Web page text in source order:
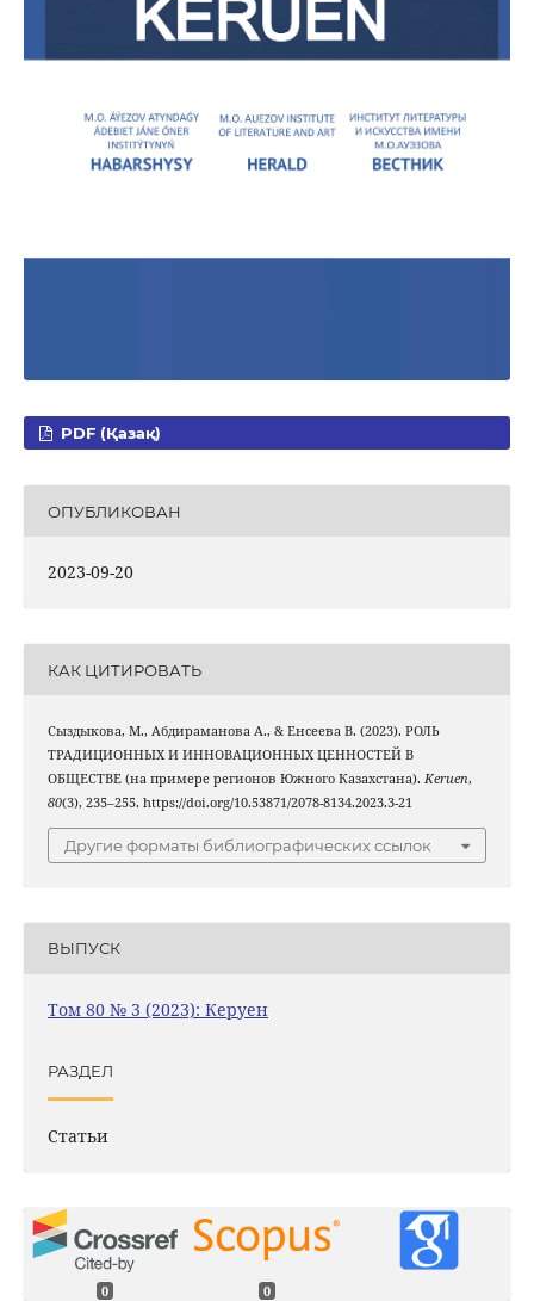
PDF (Қазақ)
ОПУБЛИКОВАН
2023-09-20
КАК ЦИТИРОВАТЬ
Сыздыкова, М., Абдираманова A., & Енcеева В. (2023). РОЛЬ
ТРАДИЦИОННЫХ И ИННОВАЦИОННЫХ ЦЕННОСТЕЙ В
ОБЩЕСТВЕ (на примере регионов Южного Казахстана). Keruen,
80(3), 235–255. https://doi.org/10.53871/2078-8134.2023.3-21
Другие форматы библиографических ссылок
ВЫПУСК
Том 80 № 3 (2023): Керуен
РАЗДЕЛ
Статьи
0 0